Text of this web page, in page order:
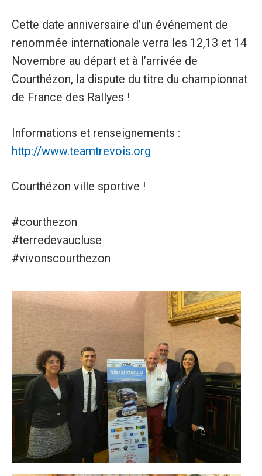
Cette date anniversaire d’un événement de
renommée internationale verra les 12,13 et 14
Novembre au départ et à l’arrivée de
Courthézon, la dispute du titre du championnat
de France des Rallyes !
Informations et renseignements :
http://www.teamtrevois.org
Courthézon ville sportive !
#courthezon
#terredevaucluse
#vivonscourthezon